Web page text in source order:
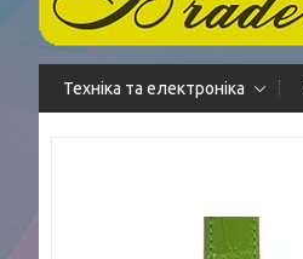
Техніка та електроніка